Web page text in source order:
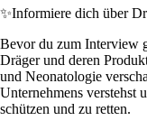
✨Informiere dich über
Bevor du zum Interview
Dräger und deren
und Neonatologie
Unternehmens verstehst
schützen und zu retten.